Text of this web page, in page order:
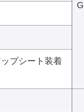
プシート装着